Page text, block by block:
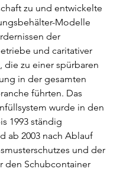
zu und entwickelte
Modelle
der
und caritativer
die zu einer spürbaren
in der gesamten
führten. Das
wurde in den
1993 ständig
ab 2003 nach Ablauf
und der
den Schubcontainer